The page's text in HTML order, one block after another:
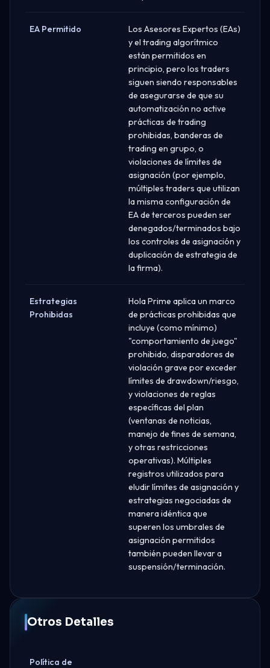
EA Permitido
Los Asesores Expertos (EAs)
y el trading algorítmico
están permitidos en
principio, pero los traders
siguen siendo responsables
de asegurarse de que su
automatización no active
prácticas de trading
prohibidas, banderas de
trading en grupo, o
violaciones de límites de
asignación (por ejemplo,
múltiples traders que utilizan
la misma configuración de
EA de terceros pueden ser
denegados/terminados bajo
los controles de asignación y
duplicación de estrategia de
la firma).
Estrategias
Prohibidas
Hola Prime aplica un marco
de prácticas prohibidas que
incluye (como mínimo)
"comportamiento de juego"
prohibido, disparadores de
violación grave por exceder
límites de drawdown/riesgo,
y violaciones de reglas
específicas del plan
(ventanas de noticias,
manejo de fines de semana,
y otras restricciones
operativas). Múltiples
registros utilizados para
eludir límites de asignación y
estrategias negociadas de
manera idéntica que
superen los umbrales de
asignación permitidos
también pueden llevar a
suspensión/terminación.
Otros Detalles
Política de